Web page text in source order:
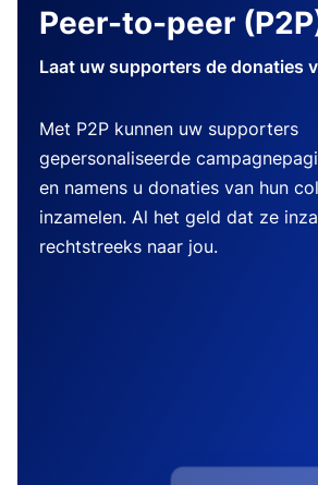
Peer-to-peer
Laat uw supporters de donaties
Met P2P kunnen uw supporters
gepersonaliseerde
en namens u donaties van hun
inzamelen. Al het geld dat ze
rechtstreeks naar jou.